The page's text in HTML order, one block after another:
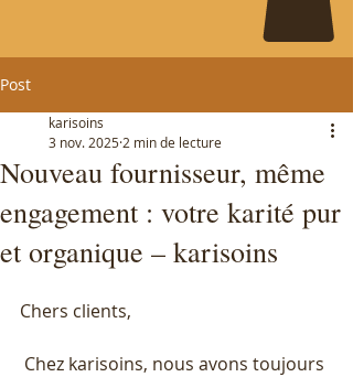
Post
Nouveau fournisseur, même
engagement : votre karité pur
et organique – karisoins
karisoins
3 nov. 20252 min de lecture
Chers clients,